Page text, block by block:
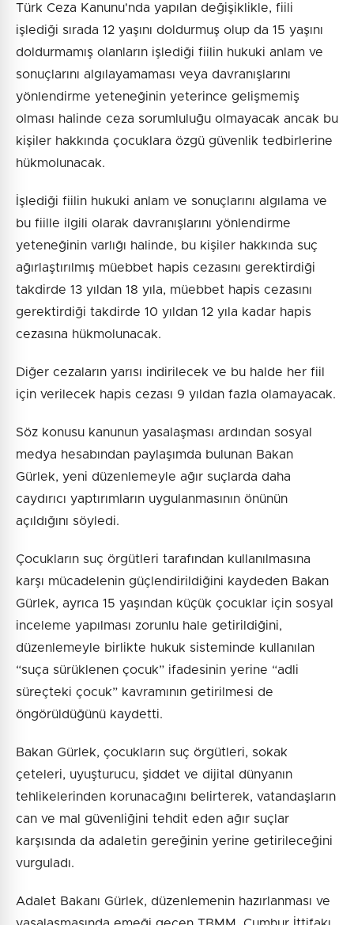
Türk Ceza Kanunu'nda yapılan değişiklikle, fiili
işlediği sırada 12 yaşını doldurmuş olup da 15 yaşını
doldurmamış olanların işlediği fiilin hukuki anlam ve
sonuçlarını algılayamaması veya davranışlarını
yönlendirme yeteneğinin yeterince gelişmemiş
olması halinde ceza sorumluluğu olmayacak ancak bu
kişiler hakkında çocuklara özgü güvenlik tedbirlerine
hükmolunacak.
İşlediği fiilin hukuki anlam ve sonuçlarını algılama ve
bu fiille ilgili olarak davranışlarını yönlendirme
yeteneğinin varlığı halinde, bu kişiler hakkında suç
ağırlaştırılmış müebbet hapis cezasını gerektirdiği
takdirde 13 yıldan 18 yıla, müebbet hapis cezasını
gerektirdiği takdirde 10 yıldan 12 yıla kadar hapis
cezasına hükmolunacak.
Diğer cezaların yarısı indirilecek ve bu halde her fiil
için verilecek hapis cezası 9 yıldan fazla olamayacak.
Söz konusu kanunun yasalaşması ardından sosyal
medya hesabından paylaşımda bulunan Bakan
Gürlek, yeni düzenlemeyle ağır suçlarda daha
caydırıcı yaptırımların uygulanmasının önünün
açıldığını söyledi.
Çocukların suç örgütleri tarafından kullanılmasına
karşı mücadelenin güçlendirildiğini kaydeden Bakan
Gürlek, ayrıca 15 yaşından küçük çocuklar için sosyal
inceleme yapılması zorunlu hale getirildiğini,
düzenlemeyle birlikte hukuk sisteminde kullanılan
“suça sürüklenen çocuk” ifadesinin yerine “adli
süreçteki çocuk” kavramının getirilmesi de
öngörüldüğünü kaydetti.
Bakan Gürlek, çocukların suç örgütleri, sokak
çeteleri, uyuşturucu, şiddet ve dijital dünyanın
tehlikelerinden korunacağını belirterek, vatandaşların
can ve mal güvenliğini tehdit eden ağır suçlar
karşısında da adaletin gereğinin yerine getirileceğini
vurguladı.
Adalet Bakanı Gürlek, düzenlemenin hazırlanması ve